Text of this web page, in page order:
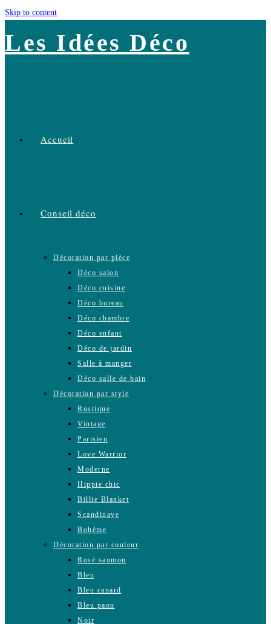
Skip to content
Les Idées Déco
Accueil
Conseil déco
Décoration par pièce
Déco salon
Déco cuisine
Déco bureau
Déco chambre
Déco enfant
Déco de jardin
Salle à manger
Déco salle de bain
Décoration par style
Rustique
Vintage
Parisien
Love Warrior
Moderne
Hippie chic
Billie Blanket
Scandinave
Bohème
Décoration par couleur
Rosé saumon
Bleu
Bleu canard
Bleu paon
Noir